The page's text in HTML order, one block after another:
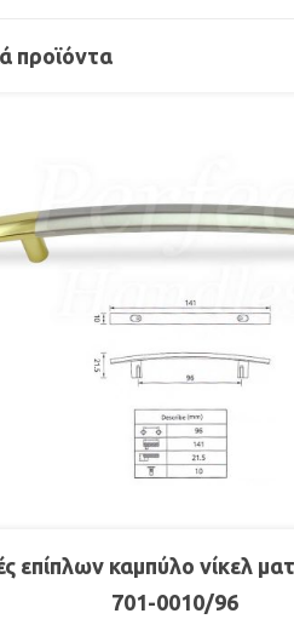
προϊόντα
επίπλων καμπύλο νίκελ
701-0010/96